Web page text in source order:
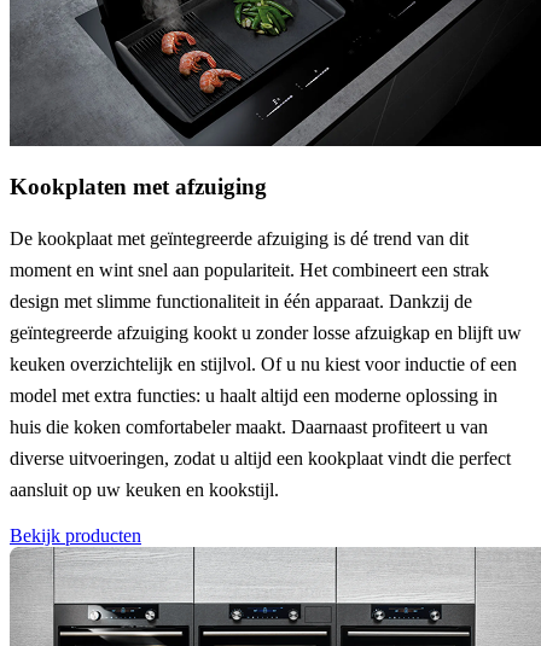
Kookplaten met afzuiging
De kookplaat met geïntegreerde afzuiging is dé trend van dit
moment en wint snel aan populariteit. Het combineert een strak
design met slimme functionaliteit in één apparaat. Dankzij de
geïntegreerde afzuiging kookt u zonder losse afzuigkap en blijft uw
keuken overzichtelijk en stijlvol. Of u nu kiest voor inductie of een
model met extra functies: u haalt altijd een moderne oplossing in
huis die koken comfortabeler maakt. Daarnaast profiteert u van
diverse uitvoeringen, zodat u altijd een kookplaat vindt die perfect
aansluit op uw keuken en kookstijl.
Bekijk producten